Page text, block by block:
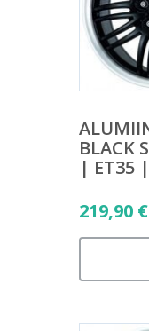
BLACK
| ET35
219,90 €